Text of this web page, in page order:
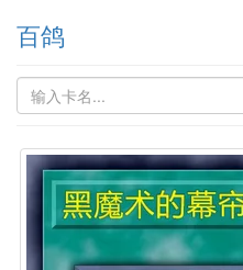
百鸽